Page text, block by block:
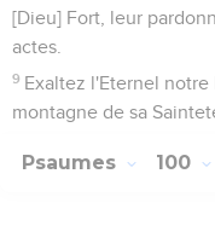
[Dieu] Fort, leur
actes.
9 Exaltez l'Eternel
montagne de sa
Psaumes 100